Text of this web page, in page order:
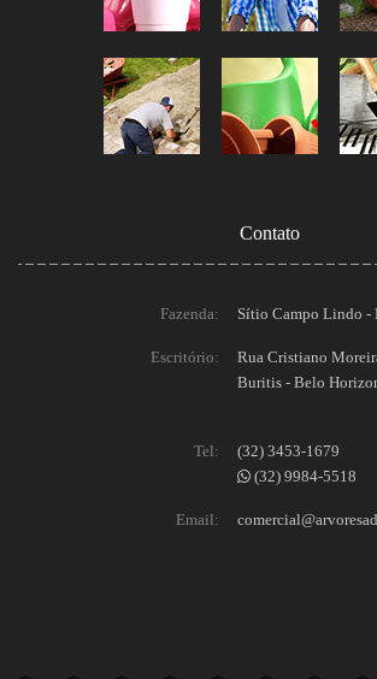
Contato
Fazenda: Sítio Campo Lindo -
Escritório:
Rua Cristiano
Buritis - Belo
Tel:
(32) 3453-1679
(32) 9984-5518
Email: